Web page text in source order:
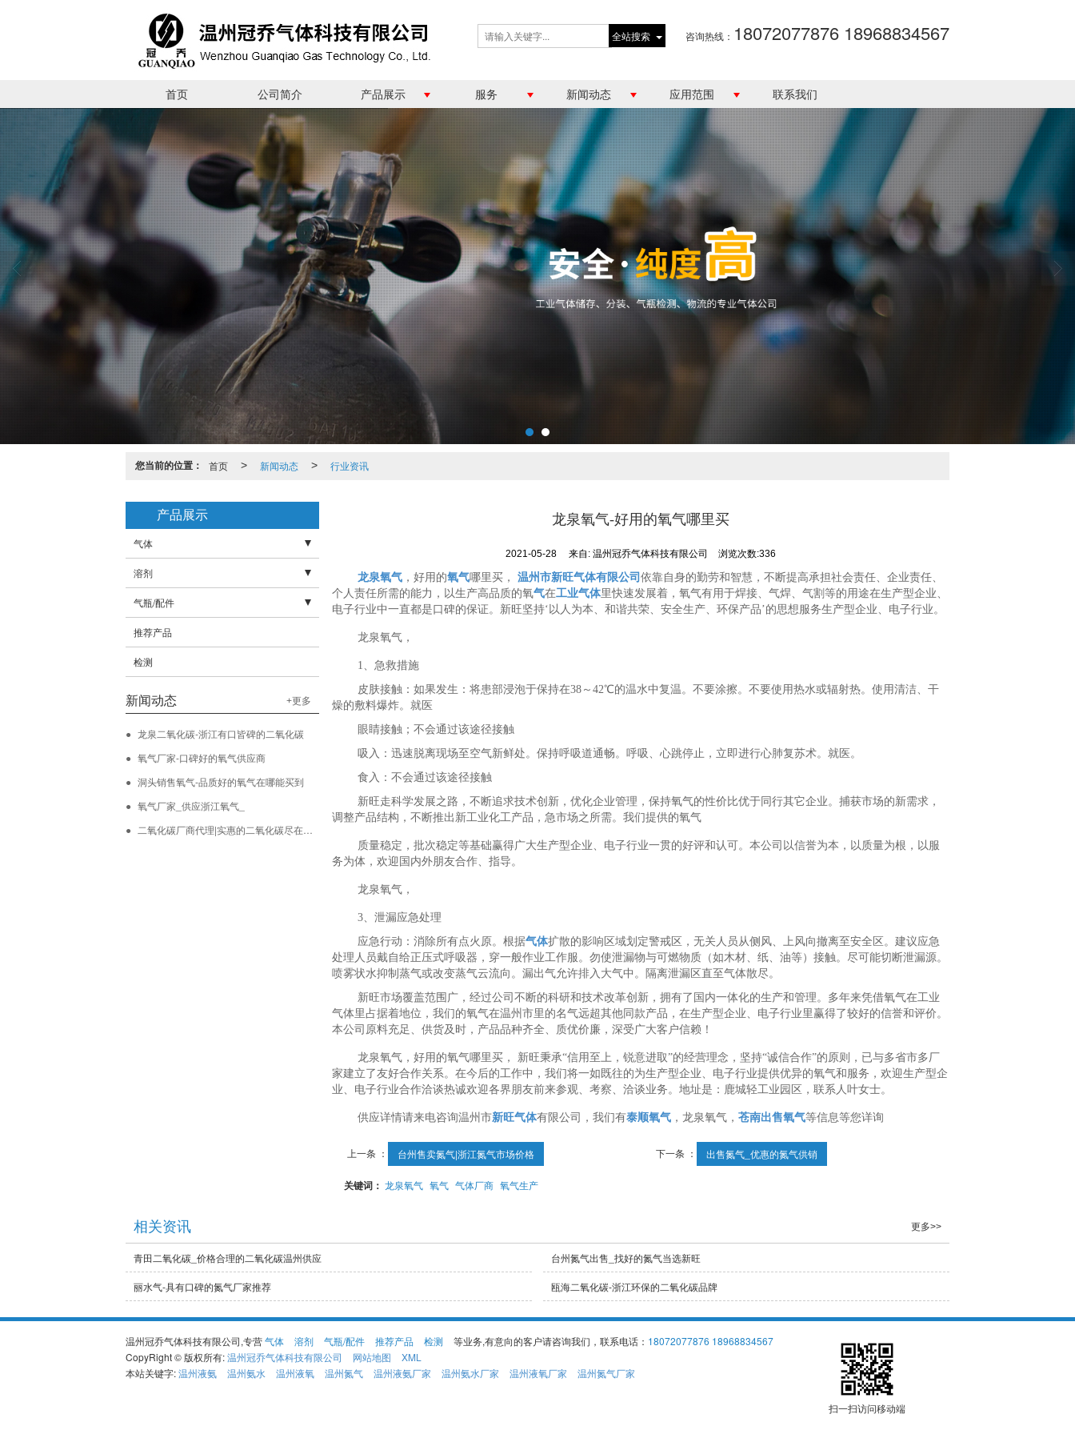
咨询热线： 18072077876 18968834567
全站搜索
首页 公司简介 产品展示 服务 新闻动态 应用范围 联系我们
您当前的位置： 首页 > 新闻动态 > 行业资讯
龙泉氧气-好用的氧气哪里买
2021-05-28 来自: 温州冠乔气体科技有限公司 浏览次数:336
龙泉氧气，好用的氧气哪里买， 温州市新旺气体有限公司 依靠自身的勤劳和智慧，不断提高承担社会责任、企业责任、
个人责任所需的能力，以生产高品质的氧气在工业气体里快速发展着，氧气有用于焊接、气焊、气割等的用途在生产型企业、
电子行业中一直都是口碑的保证。新旺坚持‘以人为本、和谐共荣、安全生产、环保产品’的思想服务生产型企业、电子行业。
龙泉氧气，
1、急救措施
皮肤接触：如果发生：将患部浸泡于保持在38～42℃的温水中复温。不要涂擦。不要使用热水或辐射热。使用清洁、干
燥的敷料爆炸。就医
眼睛接触；不会通过该途径接触
吸入：迅速脱离现场至空气新鲜处。保持呼吸道通畅。呼吸、心跳停止，立即进行心肺复苏术。就医。
食入：不会通过该途径接触
新旺走科学发展之路，不断追求技术创新，优化企业管理，保持氧气的性价比优于同行其它企业。捕获市场的新需求，
调整产品结构，不断推出新工业化工产品，急市场之所需。我们提供的氧气
质量稳定，批次稳定等基础赢得广大生产型企业、电子行业一贯的好评和认可。本公司以信誉为本，以质量为根，以服
务为体，欢迎国内外朋友合作、指导。
龙泉氧气，
3、泄漏应急处理
应急行动：消除所有点火原。根据气体扩散的影响区域划定警戒区，无关人员从侧风、上风向撤离至安全区。建议应急
处理人员戴自给正压式呼吸器，穿一般作业工作服。勿使泄漏物与可燃物质（如木材、纸、油等）接触。尽可能切断泄漏源。
喷雾状水抑制蒸气或改变蒸气云流向。漏出气允许排入大气中。隔离泄漏区直至气体散尽。
新旺市场覆盖范围广，经过公司不断的科研和技术改革创新，拥有了国内一体化的生产和管理。多年来凭借氧气在工业
气体里占据着地位，我们的氧气在温州市里的名气远超其他同款产品，在生产型企业、电子行业里赢得了较好的信誉和评价。
本公司原料充足、供货及时，产品品种齐全、质优价廉，深受广大客户信赖！
龙泉氧气，好用的氧气哪里买， 新旺秉承“信用至上，锐意进取”的经营理念，坚持“诚信合作”的原则，已与多省市多厂
家建立了友好合作关系。在今后的工作中，我们将一如既往的为生产型企业、电子行业提供优异的氧气和服务，欢迎生产型企
业、电子行业合作洽谈热诚欢迎各界朋友前来参观、考察、洽谈业务。地址是：鹿城轻工业园区，联系人叶女士。
供应详情请来电咨询温州市新旺气体有限公司，我们有泰顺氧气，龙泉氧气， 苍南出售氧气等信息等您详询
上一条 ： 台州售卖氮气|浙江氮气市场价格 下一条 ： 出售氮气_优惠的氮气供销
关键词： 龙泉氧气 氧气 气体厂商 氧气生产
产品展示
气体
- 液态气体
- 工业气体
- 高纯气体
- 混合气体
- 标准气体
溶剂
- 氨水
- 蚀刻液
气瓶/配件
- 高压管
- 防震圈
- 瓶帽
- 各种气瓶
推荐产品
检测
新闻动态 +更多
龙泉二氧化碳-浙江有口皆碑的二氧化碳
氧气厂家-口碑好的氧气供应商
洞头销售氧气-品质好的氧气在哪能买到
氧气厂家_供应浙江氧气_
二氧化碳厂商代理|实惠的二氧化碳尽在新旺
相关资讯 更多>>
青田二氧化碳_价格合理的二氧化碳温州供应 台州氮气出售_找好的氮气当选新旺
丽水气-具有口碑的氮气厂家推荐 瓯海二氧化碳-浙江环保的二氧化碳品牌
温州冠乔气体科技有限公司,专营气体 溶剂 气瓶/配件 推荐产品 检测 等业务,有意向的客户请咨询我们，联系电话： 18072077876 18968834567
CopyRight © 版权所有:温州冠乔气体科技有限公司 网站地图
XML
本站关键字:温州液氨 温州氨水 温州液氧 温州氮气 温州液氨厂家 温州氨水厂家 温州液氧厂家 温州氮气厂家
扫一扫访问移动端